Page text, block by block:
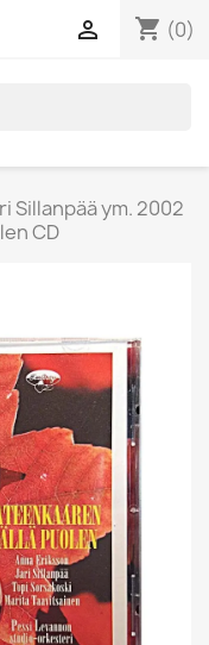
shopping_cart (0)

Sillanpää ym. 2002
CD